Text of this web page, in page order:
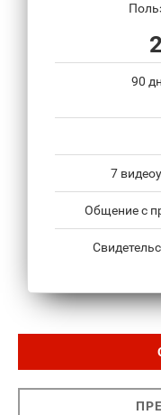
90
7
Общение с